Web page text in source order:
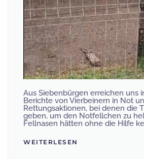
Aus Siebenbürgen erreichen uns
Berichte von Vierbeinern in Not
Rettungsaktionen, bei denen die
geben, um den Notfellchen zu
Fellnasen hätten ohne die Hilfe
WEITERLESEN